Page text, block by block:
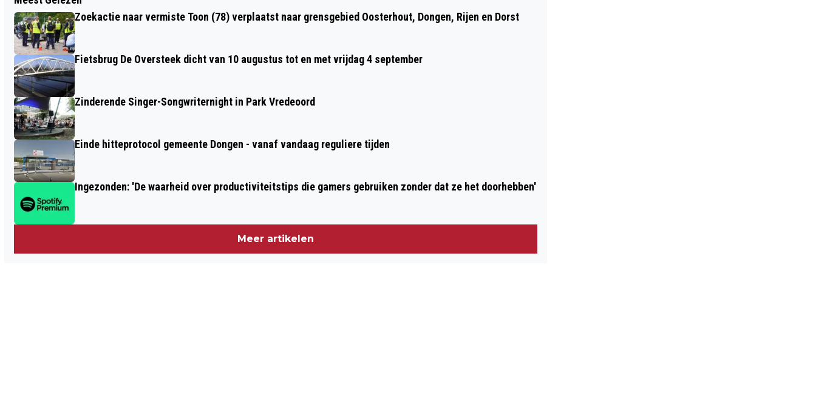
INGEZONDEN: DREAMLAND: AL 40 JAAR
SLAAPCOMFORT EN VAKMANSCHAP
VAN 'WOL'
Zoekactie naar vermiste Toon (78) verplaatst naar grensgebied Oosterhout, Dongen, Rijen en Dorst
Fietsbrug De Oversteek dicht van 10 augustus tot en met vrijdag 4 september
Zinderende Singer-Songwriternight in Park Vredeoord
Einde hitteprotocol gemeente Dongen - vanaf vandaag reguliere tijden
Ingezonden: 'De waarheid over productiviteitstips die gamers gebruiken zonder dat ze het doorhebben'
Meer artikelen